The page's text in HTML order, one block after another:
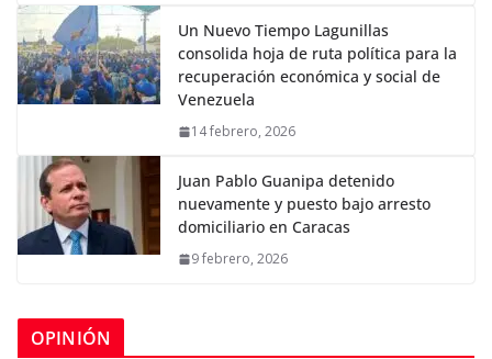
Un Nuevo Tiempo Lagunillas
consolida hoja de ruta política para la
recuperación económica y social de
Venezuela
14 febrero, 2026
Juan Pablo Guanipa detenido
nuevamente y puesto bajo arresto
domiciliario en Caracas
9 febrero, 2026
OPINIÓN